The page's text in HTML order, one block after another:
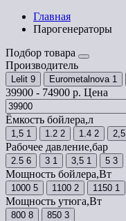
Главная
Парогенераторы
Подбор товара
Производитель
Lelit 9 Eurometalnova 1
39900 - 74900 р. Цена
Ёмкость бойлера,л
1,5 1 1.2 2 1.4 2 2,5
Рабочее давление,бар
2.5 6 3 1 3,5 1 5 3
Мощность бойлера,Вт
1000 5 1100 2 1150 1
Мощность утюга,Вт
800 8 850 3